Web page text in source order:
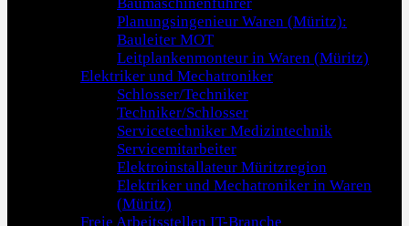
Planungsingenieur Waren (Müritz):
Bauleiter MOT
Leitplankenmonteur in Waren (Müritz)
Elektriker und Mechatroniker
Schlosser/Techniker
Techniker/Schlosser
Servicetechniker Medizintechnik
Servicemitarbeiter
Elektroinstallateur Müritzregion
Elektriker und Mechatroniker in Waren
(Müritz)
Freie Arbeitsstellen IT-Branche